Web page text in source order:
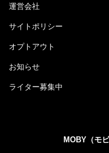
運営会社
サイトポリシー
オプトアウト
お知らせ
ライター募集中
MOBY（モ